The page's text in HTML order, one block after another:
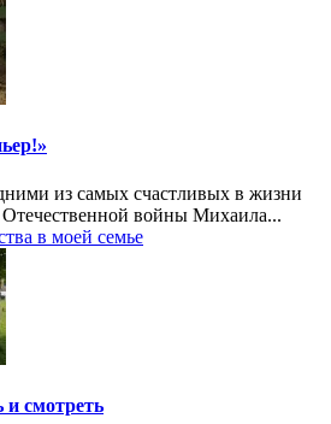
из самых счастливых в жизни
Отечественной войны Михаила...
в моей семье
и смотреть